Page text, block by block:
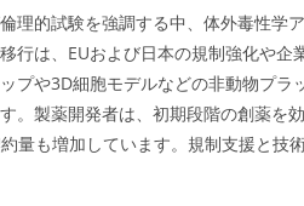
理的試験を強調する中、体外毒性学
行は、EUおよび日本の規制強化や企
プや3D細胞モデルなどの非動物プラ
。製薬開発者は、初期段階の創薬を
量も増加しています。規制支援と技